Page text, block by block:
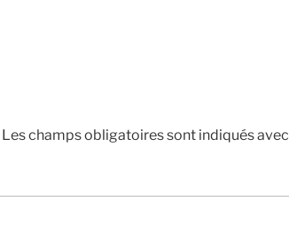
Les champs obligatoires sont indiqués avec